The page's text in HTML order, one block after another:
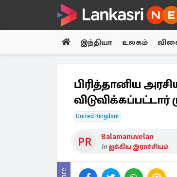
இந்தியா உலகம்
பிரித்தானிய
United Kingdom
Balamanuvelan
in ஐக்கிய இராச்சியம்